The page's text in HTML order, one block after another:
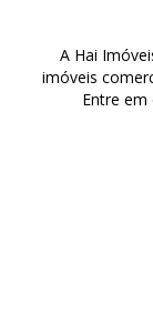
A Hai
imóveis
Entre